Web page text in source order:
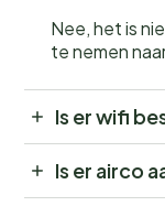
Nee, het is
te nemen
Is er wifi
Is er airco